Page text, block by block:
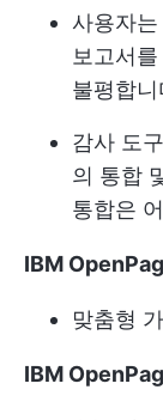
사용자
보고서
불평합니
감사 도
의 통합
통합은
IBM
맞춤형
IBM